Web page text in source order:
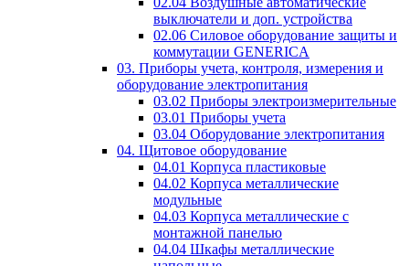
выключатели и доп. устройства
02.06 Силовое оборудование защиты и
коммутации GENERICA
03. Приборы учета, контроля, измерения и
оборудование электропитания
03.02 Приборы электроизмерительные
03.01 Приборы учета
03.04 Оборудование электропитания
04. Щитовое оборудование
04.01 Корпуса пластиковые
04.02 Корпуса металлические
модульные
04.03 Корпуса металлические с
монтажной панелью
04.04 Шкафы металлические